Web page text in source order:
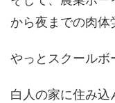
から夜までの肉体
やっとスクールボ
白人の家に住み込